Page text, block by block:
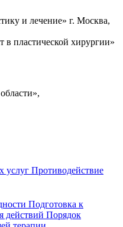
и лечение» г. Москва,
пластической хирургии»
услуг Противодействие
Подготовка к
действий Порядок